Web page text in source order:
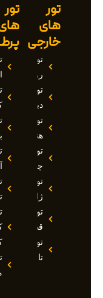
تور
های
خارجی
تور
روسیه
تور
دبی
تور
هند
تور
چین
تور
ژاپن
تور
قطر
تور
تاجیکستان
تور
های